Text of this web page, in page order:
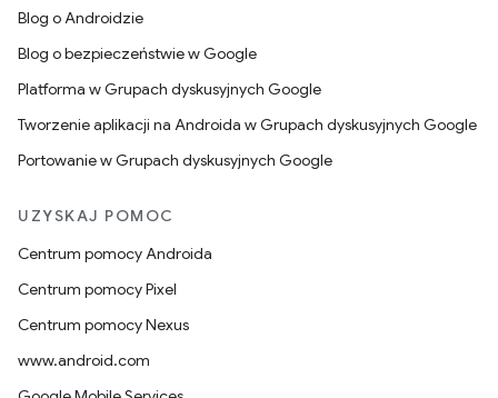
Blog o Androidzie
Blog o bezpieczeństwie w Google
Platforma w Grupach dyskusyjnych Google
Tworzenie aplikacji na Androida w Grupach dyskusyjnych Google
Portowanie w Grupach dyskusyjnych Google
UZYSKAJ POMOC
Centrum pomocy Androida
Centrum pomocy Pixel
Centrum pomocy Nexus
www.android.com